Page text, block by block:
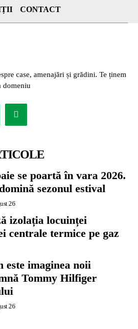
CONTACT
case, amenajări și grădini. Te ținem
domeniu
se poartă în vara 2026.
sezonul estival
26
izolația locuinței
centrale termice pe gaz
este imaginea noii
Tommy Hilfiger
26